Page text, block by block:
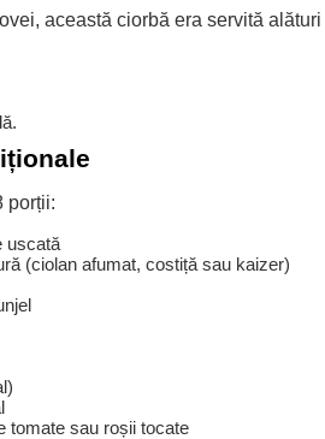
această ciorbă era servită alături
porții:
uscată
(ciolan afumat, costiță sau kaizer)
tomate sau roșii tocate